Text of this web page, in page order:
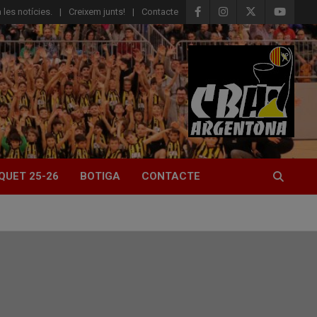
les notícies. Creixem junts! Contacte
25-26 BOTIGA CONTACTE